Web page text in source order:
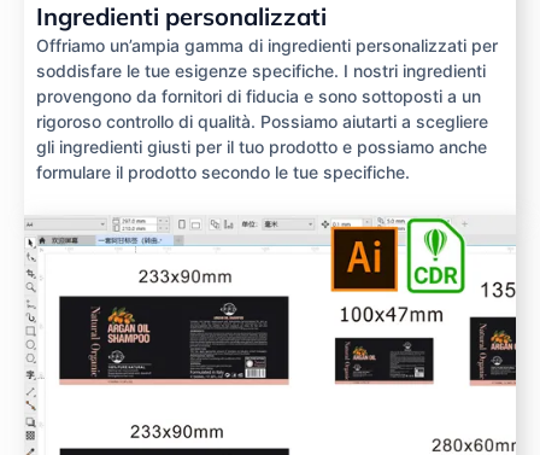
Ingredienti personalizzati
Offriamo un’ampia gamma di ingredienti personalizzati per
soddisfare le tue esigenze specifiche. I nostri ingredienti
provengono da fornitori di fiducia e sono sottoposti a un
rigoroso controllo di qualità. Possiamo aiutarti a scegliere
gli ingredienti giusti per il tuo prodotto e possiamo anche
formulare il prodotto secondo le tue specifiche.